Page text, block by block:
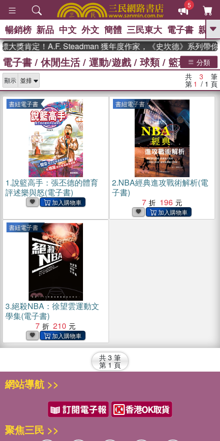
5
GO
熱搜： 東野圭吾 、 高希均教授回憶錄
、 The Odyssey 、 父親節 、 如果歷
國際布克
獎 臺灣漫遊錄 、 方念華 、 台灣的李
登輝時代 、 數學女孩：黎曼猜想
偉大的迷走神經
暢銷榜 新品 中文 外文 簡體 三民東大 電子書 親子
大獎肯定！A.F. Steadman 獲年度作家，《史坎德》系列帶你
電子書 / 休閒生活/ 運動/遊戲/ 球類/ 籃球 分類
顯示 共 3 筆
第 1 / 1 頁
書紐電子書
1.說籃高手：張丕德的體育
評述樂與怒(電子書)
書紐電子書
2.NBA經典進攻戰術解析(電
子書)
7
196
書紐電子書
3.絕殺NBA：徐望雲運動文
學集(電子書)
7
210
共 3 筆
第 1 頁
網站導航 >>
聚焦三民 >>